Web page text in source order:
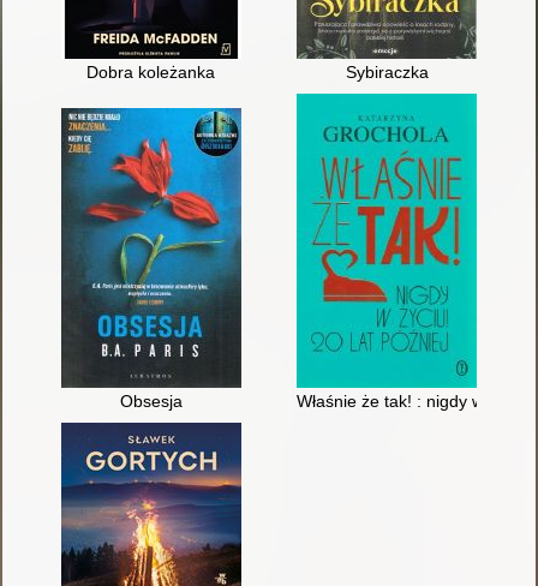
Dobra koleżanka Sybiraczka
Obsesja Właśnie że tak! : nigdy w